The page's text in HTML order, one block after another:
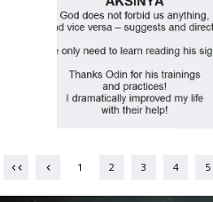
1 2 3 4 5